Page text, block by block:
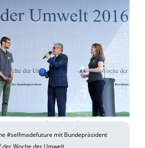
#selfmadefuture mit Bundepräsident